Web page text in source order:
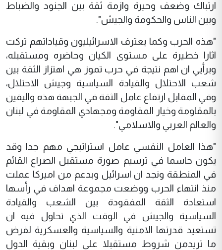
ارتباك وضعف وحيرة وازمة ثقة بين الجنود والضباط
وبين الناس والحكومة والجيش".
"هذه الحرب وكما يعترف الاسرائيليون وقياداتهم تركت
اثارا خطيرة على مستوى الكيان وحاضره ومستقبله،
وبرأيي ان اهم نتيجة في حرب تموز هي اهتزاز الثقة بين
شعب الاحتلال والقيادة السياسية وجيش الاحتلال،
وفي المقابل ارتفاع عامل الثقة في الجبهة هذه واليقين
بالمقاومة وخيار المقاومة ومجهادي المقاومة في لبنان
والعالم العربي والاسلامي".
"هذا العامل النفسي عامل استراتيجي مهم جدا وقد
يكون حاسما في ترسيم صورة مستقبل الصراع القائم
في المنطقة ونجد ان اسرائيل وبدعم من اميركا عملت
منذ انتهاء الحرب ووضعت مجموعة اهداف في رأسها
استعادة الثقة المفقودة بين الشعب والقيادة
السياسية والجيش في الوقت الذي تحاول فيه ان
تستعيد قدرتها الامنية والسياسية والعسكرية لفرض
ما تريدمن شروط مستقبلا على لبنان وبقية الدول